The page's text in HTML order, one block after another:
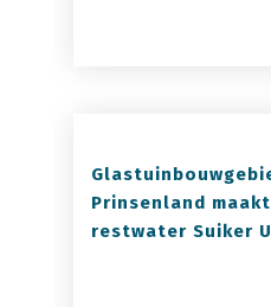
Prinsenland
restwater Suiker